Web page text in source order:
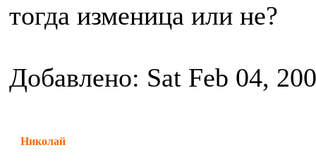
тогда изменица или не?
Добавлено: Sat Feb 04,
Николай